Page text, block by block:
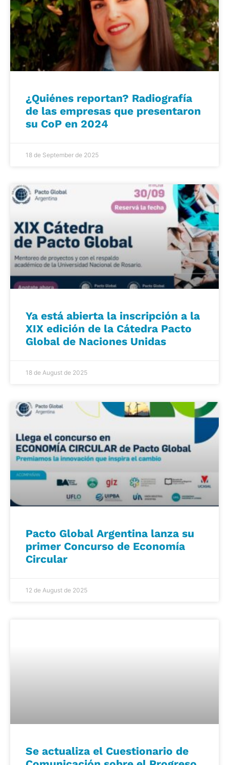
¿Quiénes reportan? Radiografía
de las empresas que presentaron
su CoP en 2024
18 de September de 2025
Ya está abierta la inscripción a la
XIX edición de la Cátedra Pacto
Global de Naciones Unidas
18 de August de 2025
Pacto Global Argentina lanza su
primer Concurso de Economía
Circular
12 de August de 2025
Se actualiza el Cuestionario de